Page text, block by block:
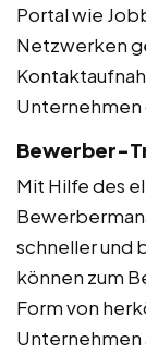
Portal wie
Netzwerken
Unternehmen
Bewerber-
Mit Hilfe des
schneller und
können zum
Form von
Unternehmen